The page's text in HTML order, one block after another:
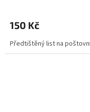
150 Kč
Předtištěný list na